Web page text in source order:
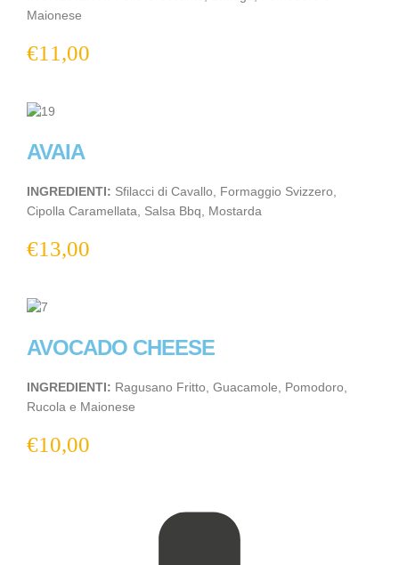
Maionese
€11,00
AVAIA
INGREDIENTI: Sfilacci di Cavallo, Formaggio Svizzero,
Cipolla Caramellata, Salsa Bbq, Mostarda
€13,00
AVOCADO CHEESE
INGREDIENTI: Ragusano Fritto, Guacamole, Pomodoro,
Rucola e Maionese
€10,00